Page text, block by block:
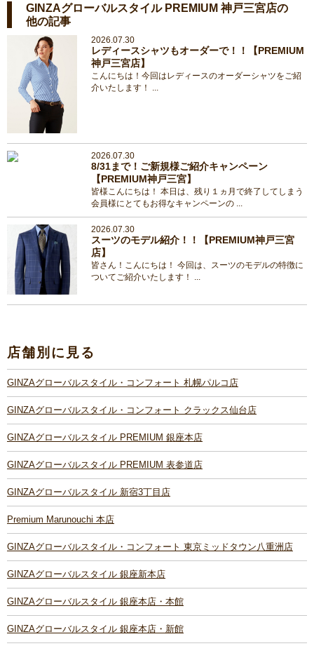
GINZAグローバルスタイル PREMIUM 神戸三宮店の
他の記事
2026.07.30
レディースシャツもオーダーで！！【PREMIUM
神戸三宮店】
こんにちは！今回はレディースのオーダーシャツをご紹
介いたします！ ...
2026.07.30
8/31まで！ご新規様ご紹介キャンペーン
【PREMIUM神戸三宮】
皆様こんにちは！ 本日は、残り１ヵ月で終了してしまう
会員様にとてもお得なキャンペーンの ...
2026.07.30
スーツのモデル紹介！！【PREMIUM神戸三宮
店】
皆さん！こんにちは！ 今回は、スーツのモデルの特徴に
ついてご紹介いたします！ ...
店舗別に見る
GINZAグローバルスタイル・コンフォート 札幌パルコ店
GINZAグローバルスタイル・コンフォート クラックス仙台店
GINZAグローバルスタイル PREMIUM 銀座本店
GINZAグローバルスタイル PREMIUM 表参道店
GINZAグローバルスタイル 新宿3丁目店
Premium Marunouchi 本店
GINZAグローバルスタイル・コンフォート 東京ミッドタウン八重洲店
GINZAグローバルスタイル 銀座新本店
GINZAグローバルスタイル 銀座本店・本館
GINZAグローバルスタイル 銀座本店・新館